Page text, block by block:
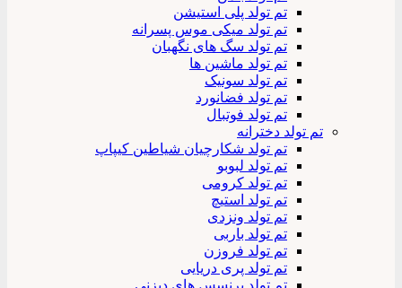
تم تولد پلی استیشن
تم تولد میکی موس پسرانه
تم تولد سگ های نگهبان
تم تولد ماشین ها
تم تولد سونیک
تم تولد فضانورد
تم تولد فوتبال
تم تولد دخترانه
تم تولد شکارچیان شیاطین کیپاپ
تم تولد لبوبو
تم تولد کرومی
تم تولد استیچ
تم تولد ونزدی
تم تولد باربی
تم تولد فروزن
تم تولد پری دریایی